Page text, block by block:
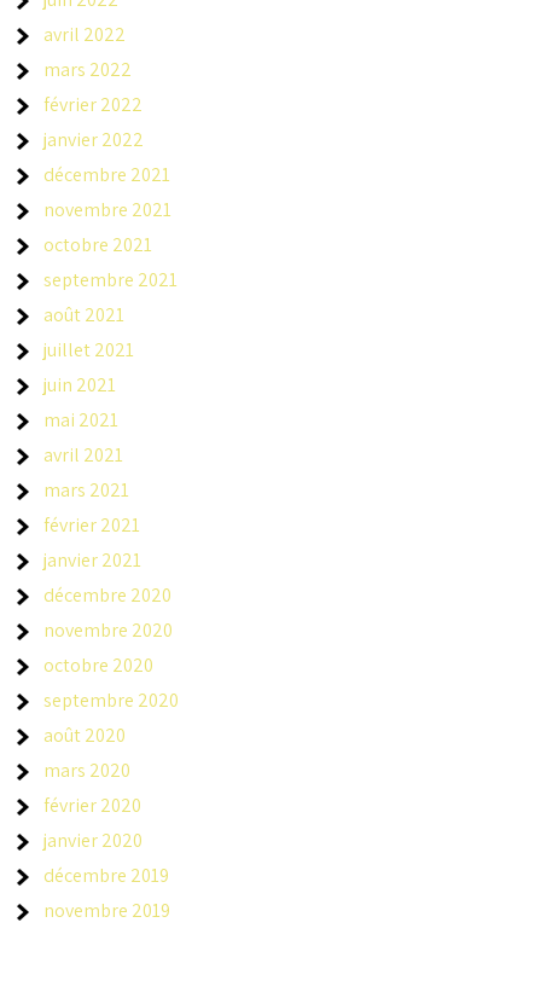
avril 2022
mars 2022
février 2022
janvier 2022
décembre 2021
novembre 2021
octobre 2021
septembre 2021
août 2021
juillet 2021
juin 2021
mai 2021
avril 2021
mars 2021
février 2021
janvier 2021
décembre 2020
novembre 2020
octobre 2020
septembre 2020
août 2020
mars 2020
février 2020
janvier 2020
décembre 2019
novembre 2019